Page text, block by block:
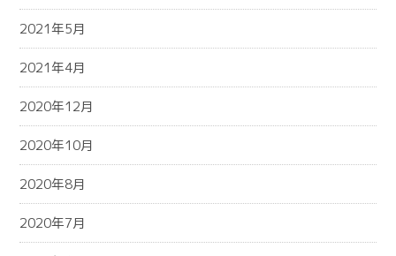
2021年5月
2021年4月
2020年12月
2020年10月
2020年8月
2020年7月